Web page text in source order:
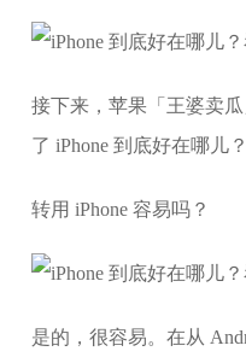
接下来，苹果「王婆卖
了 iPhone 到底好在哪儿
转用 iPhone 容易吗？
是的，很容易。在从